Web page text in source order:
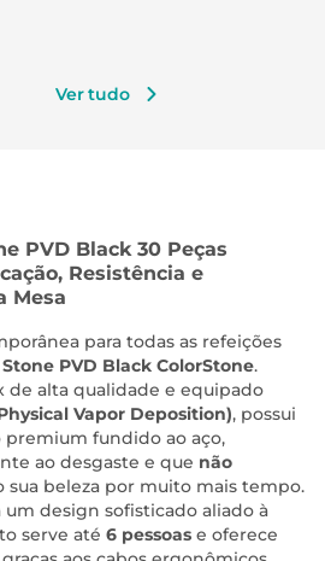
Ver tudo
PVD Black 30 Peças
Resistência e
Mesa
para todas as refeições
PVD Black ColorStone.
de alta qualidade e equipado
Vapor Deposition), possui
fundido ao aço,
ao desgaste e que não
sua beleza por muito mais tempo.
um design sofisticado aliado à
serve até 6 pessoas e oferece